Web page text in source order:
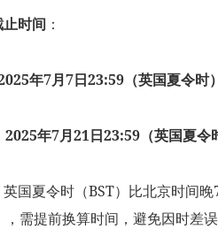
时间​ ​：
年7月7日23:59（英国夏令时）​
​2025年7月21日23:59（英国夏令
英国夏令时（BST）比北京时间
需提前换算时间，避免因时差误